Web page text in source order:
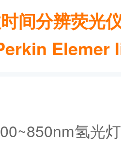
间分辨荧光
Elemer
氢光